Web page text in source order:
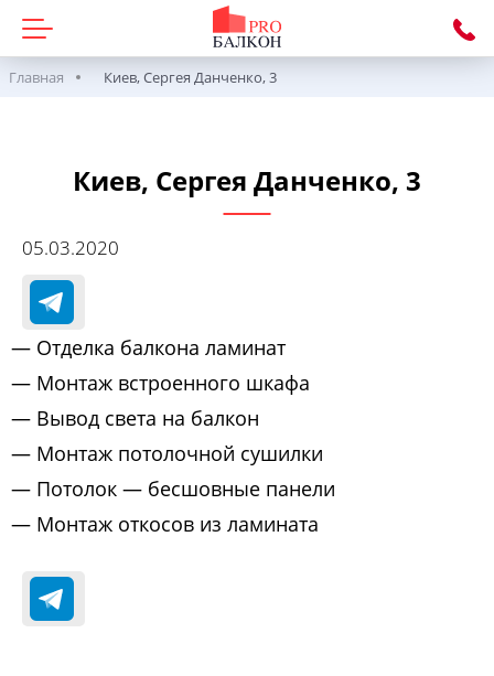
Главная Киев, Сергея Данченко, 3
Киев, Сергея Данченко, 3
05.03.2020
— Отделка балкона ламинат
— Монтаж встроенного шкафа
— Вывод света на балкон
— Монтаж потолочной сушилки
— Потолок — бесшовные панели
— Монтаж откосов из ламината